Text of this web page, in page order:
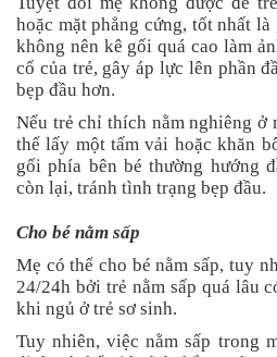
hoặc mặt phẳng cứng, tốt nhất
không nên kê gối quá cao làm
cổ của trẻ, gây áp lực lên phần
bẹp đầu hơn.
Nếu trẻ chỉ thích nằm nghiêng ở
thể lấy một tấm vải hoặc khăn
gối phía bên bé thường hướng
còn lại, tránh tình trạng bẹp đầu.
Cho bé nằm sấp
Mẹ có thể cho bé nằm sấp, tuy
24/24h bởi trẻ nằm sấp quá lâu
khi ngủ ở trẻ sơ sinh.
Tuy nhiên, việc nằm sấp trong